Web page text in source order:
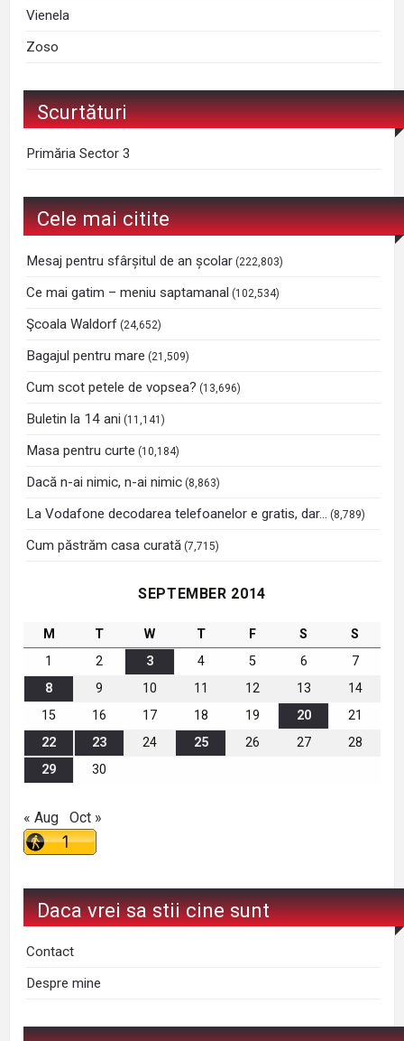
Vienela
Zoso
Scurtături
Primăria Sector 3
Cele mai citite
Mesaj pentru sfârșitul de an școlar (222,803)
Ce mai gatim – meniu saptamanal (102,534)
Şcoala Waldorf (24,652)
Bagajul pentru mare (21,509)
Cum scot petele de vopsea? (13,696)
Buletin la 14 ani (11,141)
Masa pentru curte (10,184)
Dacă n-ai nimic, n-ai nimic (8,863)
La Vodafone decodarea telefoanelor e gratis, dar… (8,789)
Cum păstrăm casa curată (7,715)
SEPTEMBER 2014
M T W T F S
S
1
2 3 4 5 6
7
8
9 10 11 12 13
14
15
16 17 18 19 20
21
22
23 24 25 26 27
28
29
30
« Aug Oct »
Daca vrei sa stii cine sunt
Contact
Despre mine